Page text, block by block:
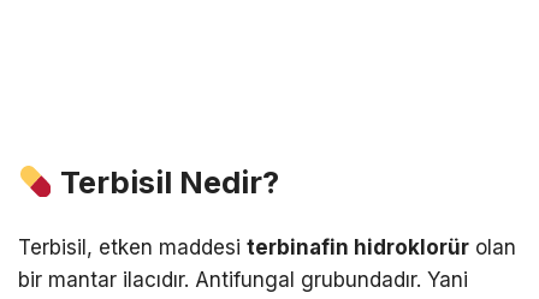
Terbisil Nedir?
Terbisil , etken maddesi terbinafin hidroklorür olan
bir mantar ilacıdır. Antifungal grubundadır. Yani